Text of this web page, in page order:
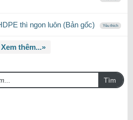
thì ngon luôn (Bản gốc) Yêu thích
Xem thêm...»
Tìm